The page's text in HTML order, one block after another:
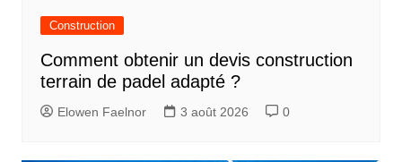
Construction
Comment obtenir un devis construction
terrain de padel adapté ?
Elowen Faelnor 3 août 2026 0